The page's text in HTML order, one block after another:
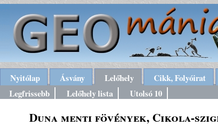
Nyitólap Ásvány Lelőhely
Cikk, Folyóirat
Legfrissebb
Lelőhely lista Utolsó 10
Duna menti fövények, Cikola-